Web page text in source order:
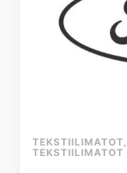
TEKSTIILIMATOT
TEKSTIILIMATOT